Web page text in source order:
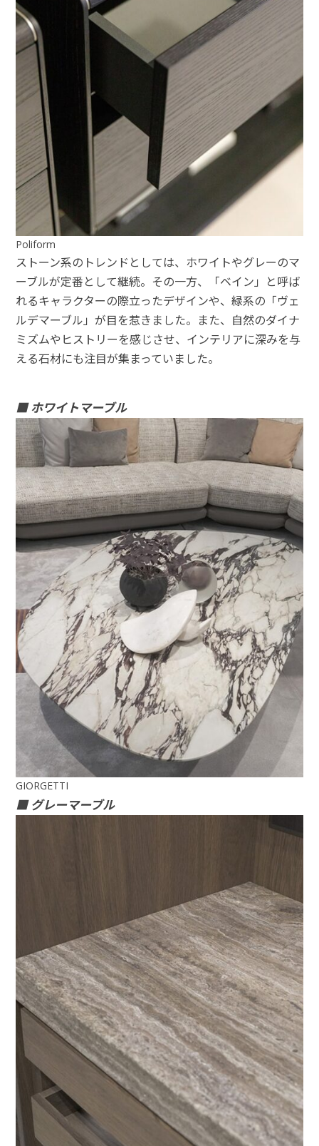
Poliform
ストーン系のトレンドとしては、ホワイトやグレーのマ
ーブルが定番として継続。その⼀⽅、「ベイン」と呼ば
れるキャラクターの際⽴ったデザインや、緑系の「ヴェ
ルデマーブル」が⽬を惹きました。また、⾃然のダイナ
ミズムやヒストリーを感じさせ、インテリアに深みを与
える⽯材にも注⽬が集まっていました。
■ ホワイトマーブル
GIORGETTI
■ グレーマーブル